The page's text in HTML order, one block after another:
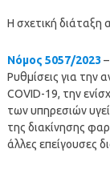
Η σχετική διάταξη
Νόμος 5057/2023 –
Ρυθμίσεις για την
COVID-19, την
των υπηρεσιών
της διακίνησης
άλλες επείγουσες